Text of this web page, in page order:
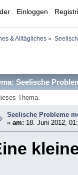
Einloggen
& Alltägliches»
Seelische
Thema.
Seelische Probleme
«am: 18. Juni 2012,